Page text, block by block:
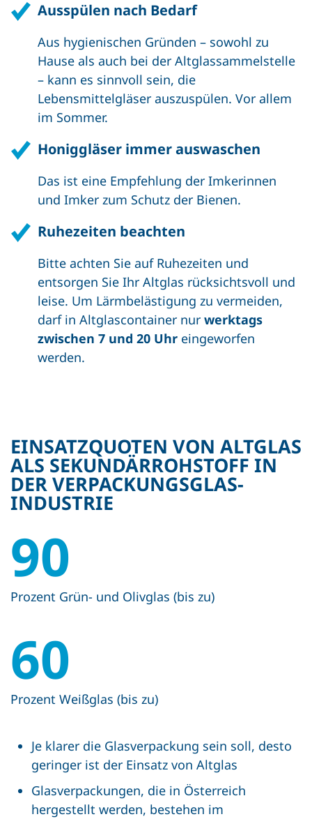
Ausspülen nach Bedarf
Aus hygienischen Gründen – sowohl zu
Hause als auch bei der Altglassammelstelle
– kann es sinnvoll sein, die
Lebensmittelgläser auszuspülen. Vor allem
im Sommer.
Honiggläser immer auswaschen
Das ist eine Empfehlung der Imkerinnen
und Imker zum Schutz der Bienen.
Ruhezeiten beachten
Bitte achten Sie auf Ruhezeiten und
entsorgen Sie Ihr Altglas rücksichtsvoll und
leise. Um Lärmbelästigung zu vermeiden,
darf in Altglascontainer nur werktags
zwischen 7 und 20 Uhr eingeworfen
werden.
EINSATZ­QUOTEN VON ALTGLAS
ALS SEKUNDÄR­ROHSTOFF IN
DER VERPACKUNGS­GLAS­
INDUSTRIE
90
Prozent Grün- und Olivglas (bis zu)
60
Prozent Weißglas (bis zu)
Je klarer die Glasverpackung sein soll, desto
geringer ist der Einsatz von Altglas
Glasverpackungen, die in Österreich
hergestellt werden, bestehen im